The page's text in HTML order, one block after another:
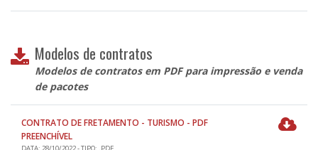
Modelos de contratos
Modelos de contratos em PDF para impressão e venda
de pacotes
CONTRATO DE FRETAMENTO - TURISMO - PDF
PREENCHÍVEL